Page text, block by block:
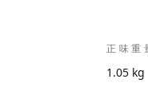
正味重
1.05 kg